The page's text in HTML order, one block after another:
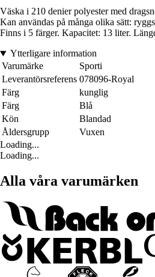
Väska i 210 denier polyester med
Kan användas på många olika sätt:
Finns i 5 färger. Kapacitet: 13 liter.
Ytterligare information
Varumärke
Sporti
Leverantörsreferens 078096-Royal
Färg
kunglig
Färg
Blå
Kön
Blandad
Åldersgrupp
Vuxen
Loading...
Loading...
Alla våra varumärken